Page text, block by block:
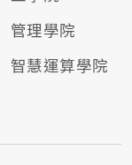
管理學院
智慧運算學院